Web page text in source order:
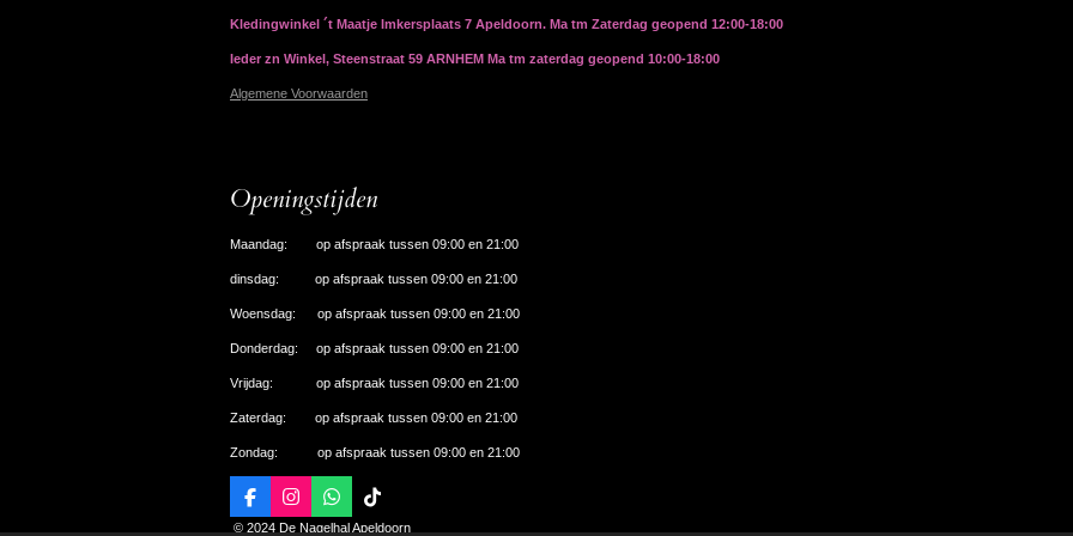
Kledingwinkel ´t Maatje Imkersplaats 7 Apeldoorn. Ma tm Zaterdag geopend 12:00-18:00
Ieder zn Winkel, Steenstraat 59 ARNHEM Ma tm zaterdag geopend 10:00-18:00
Algemene Voorwaarden
Openingstijden
Maandag: op afspraak tussen 09:00 en 21:00
dinsdag: op afspraak tussen 09:00 en 21:00
Woensdag: op afspraak tussen 09:00 en 21:00
Donderdag: op afspraak tussen 09:00 en 21:00
Vrijdag: op afspraak tussen 09:00 en 21:00
Zaterdag: op afspraak tussen 09:00 en 21:00
Zondag: op afspraak tussen 09:00 en 21:00
F
a
I
n
W
h
T
i
© 2024 De Nagelhal Apeldoorn